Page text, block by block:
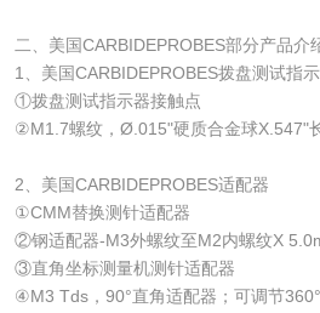
二、美国CARBIDEPROBES部分产品介
1、美国CARBIDEPROBES拨盘测试指
①拨盘测试指示器接触点
②M1.7螺纹，Ø.015"硬质合金球X.547"
2、美国CARBIDEPROBES适配器
①CMM替换测针适配器
②钢适配器-M3外螺纹至M2内螺纹X
③直角坐标测量机测针适配器
④M3 Tds，90°直角适配器；可调节